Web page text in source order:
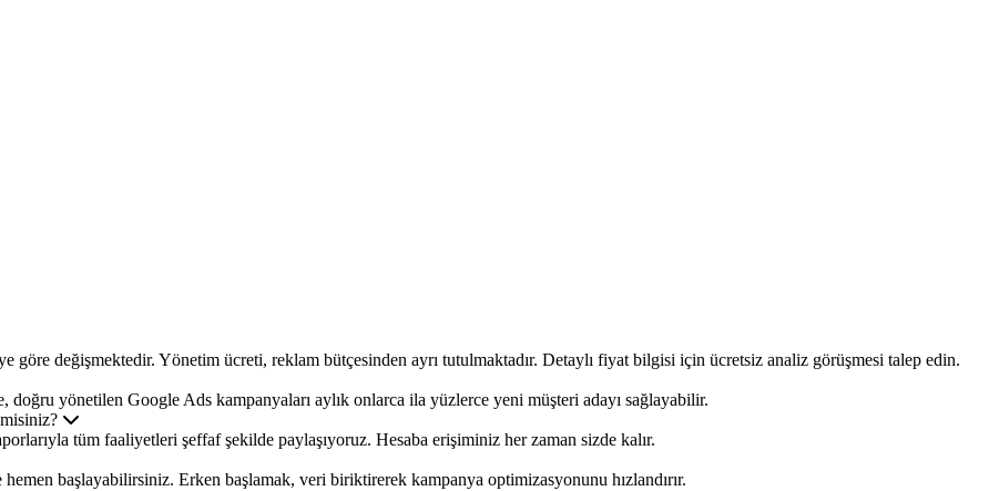
göre değişmektedir. Yönetim ücreti, reklam bütçesinden ayrı tutulmaktadır. Detaylı fiyat bilgisi için ücretsiz analiz görüşmesi talep edin.
yönetilen Google Ads kampanyaları aylık onlarca ila yüzlerce yeni müşteri adayı sağlayabilir.
tüm faaliyetleri şeffaf şekilde paylaşıyoruz. Hesaba erişiminiz her zaman sizde kalır.
hemen başlayabilirsiniz. Erken başlamak, veri biriktirerek kampanya optimizasyonunu hızlandırır.